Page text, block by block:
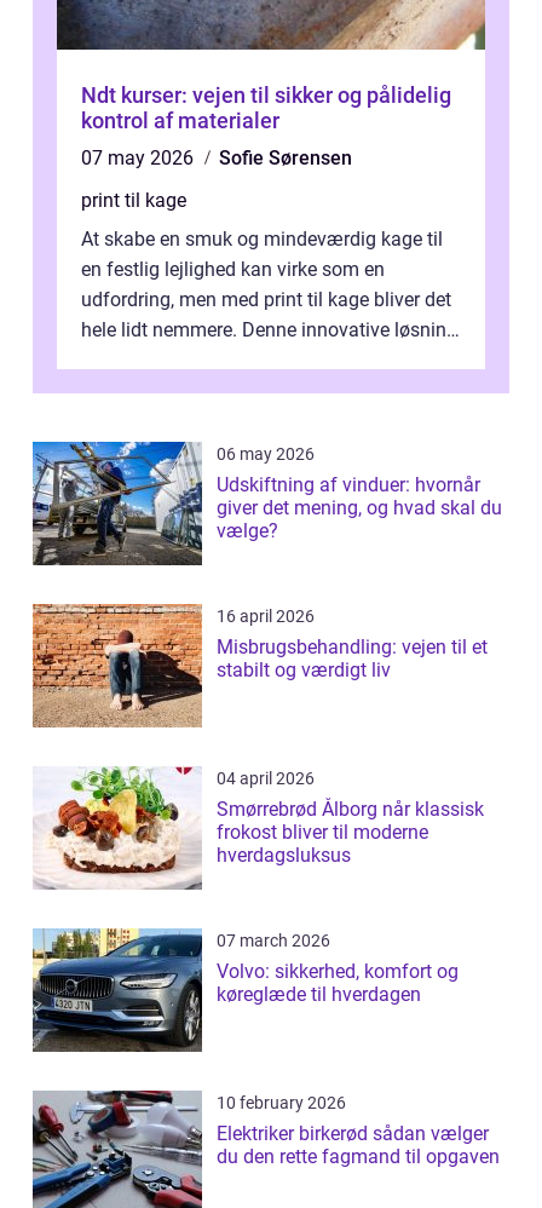
Ndt kurser: vejen til sikker og pålidelig
kontrol af materialer
07 may 2026
Sofie Sørensen
print til kage
At skabe en smuk og mindeværdig kage til
en festlig lejlighed kan virke som en
udfordring, men med print til kage bliver det
hele lidt nemmere. Denne innovative løsning
06 may 2026
Udskiftning af vinduer: hvornår
giver det mening, og hvad skal du
vælge?
16 april 2026
Misbrugsbehandling: vejen til et
stabilt og værdigt liv
04 april 2026
Smørrebrød Ålborg når klassisk
frokost bliver til moderne
hverdagsluksus
07 march 2026
Volvo: sikkerhed, komfort og
køreglæde til hverdagen
10 february 2026
Elektriker birkerød sådan vælger
du den rette fagmand til opgaven